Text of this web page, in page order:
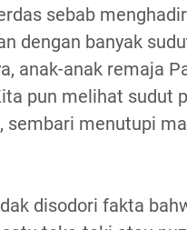
sebab
dengan banyak
anak-anak remaja
pun melihat sudut
sembari menutupi
disodori fakta